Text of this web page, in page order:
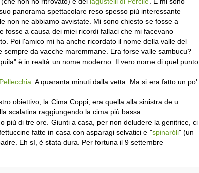
panorama spettacolare reso spesso più interessante
non ne abbiamo avvistate. Mi sono chiesto se fosse a
fosse a causa dei miei ricordi fallaci che mi facevano
Poi l'amico mi ha anche ricordato il nome della valle del
da vacche maremmane. Era forse valle sambucu?
è in realtà un nome moderno. Il vero nome di quel punto
. A quaranta minuti dalla vetta. Ma si era fatto un po'
obiettivo, la Cima Coppi, era quella alla sinistra de u
scalatina raggiungendo la cima più bassa.
più di tre ore. Giunti a casa, per non deludere la genitrice, ci
fatte in casa con asparagi selvatici e "spinaróli" (un
Eh sì, è stata dura. Per fortuna il 9 settembre